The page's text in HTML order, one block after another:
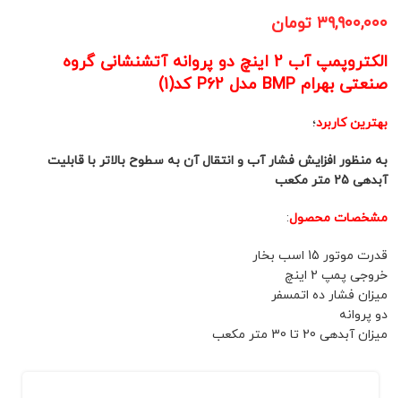
۳۹,۹۰۰,۰۰۰ تومان
الکتروپمپ آب 2 اینچ دو پروانه آتشنشانی گروه
صنعتی بهرام BMP مدل P62 کد(1)
بهترین کاربرد؛
به منظور افزایش فشار آب و انتقال آن به سطوح بالاتر با قابلیت
آبدهی 25 متر مکعب
مشخصات محصول:
قدرت موتور 15 اسب بخار
خروجی پمپ 2 اینچ
میزان فشار ده اتمسفر
دو پروانه
میزان آبدهی 20 تا 30 متر مکعب